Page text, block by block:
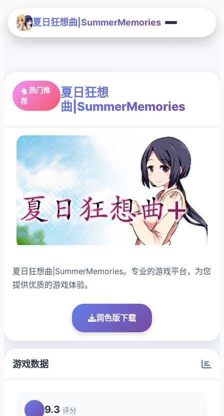
夏日狂想曲|SummerMemories
🛸 热门推
荐
夏日狂想
曲|SummerMemories
夏日狂想曲|SummerMemories。专业的游戏平台，为您
提供优质的游戏体验。
润色版下载
游戏数据
9.3 评分